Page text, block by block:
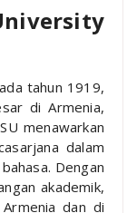
tahun 1919,
di Armenia,
menawarkan
dalam
Dengan
akademik,
dan di